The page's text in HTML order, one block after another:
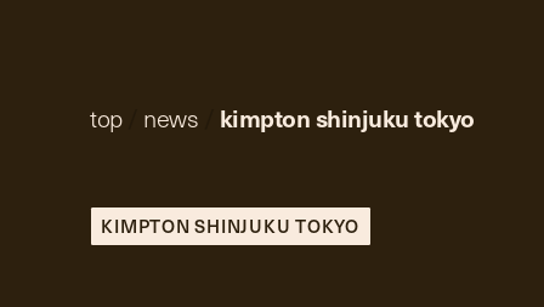
top/ news kimpton shinjuku tokyo
KIMPTON SHINJUKU TOKYO